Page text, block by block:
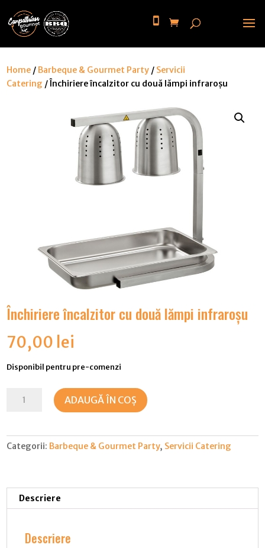
Home / Barbeque & Gourmet Party / Servicii
Catering / Închiriere încalzitor cu două lămpi infraroșu
Închiriere încalzitor cu două lămpi infraroșu
70,00 lei
Disponibil pentru pre-comenzi
Cantitate
cu
două
ADAUGĂ ÎN COȘ
Categorii: Barbeque & Gourmet Party, Servicii Catering
Descriere
Descriere